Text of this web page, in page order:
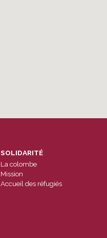
SOLIDARITÉ
La colombe
Mission
Accueil des réfugiés